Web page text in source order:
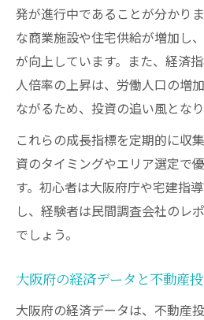
発が進行中であることが分かり
な商業施設や住宅供給が増加し
が向上しています。また、経済
人倍率の上昇は、労働人口の増
ながるため、投資の追い風となり
これらの成長指標を定期的に収
資のタイミングやエリア選定で
す。初心者は大阪府庁や宅建指
し、経験者は民間調査会社のレ
でしょう。
大阪府の経済データと不動産
大阪府の経済データは、不動産